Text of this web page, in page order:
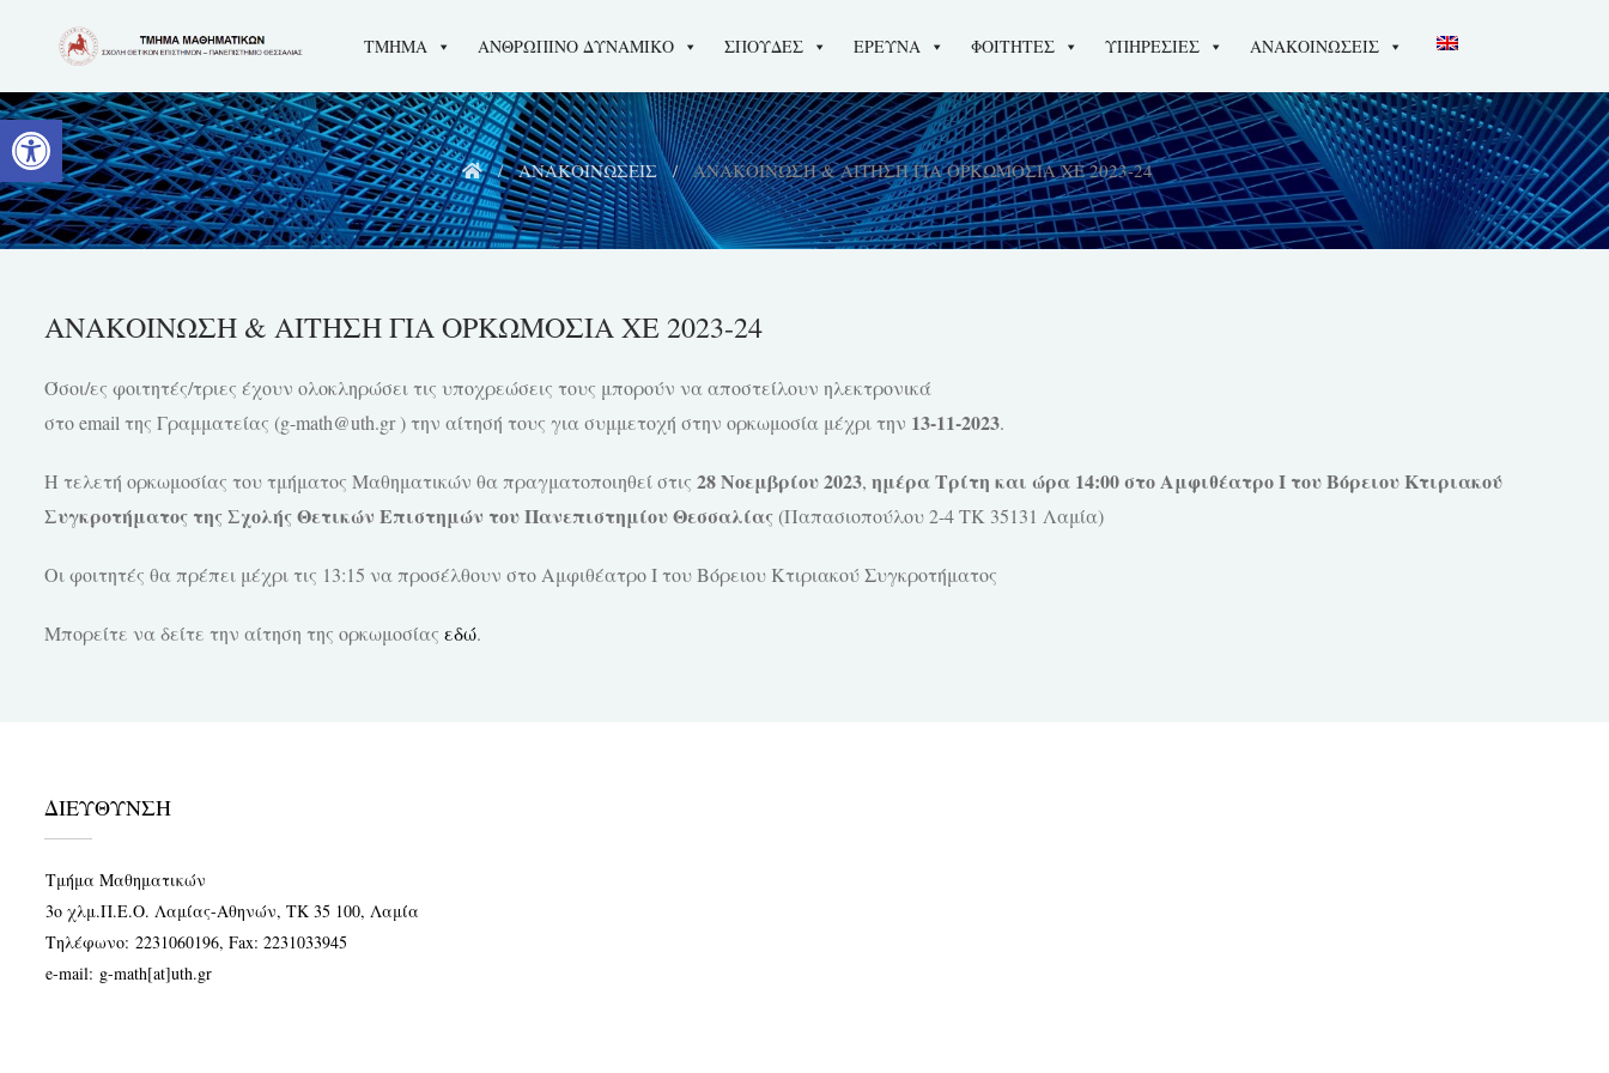
Ανοίξτε τη γραμμή εργαλείων
ΤΜΗΜΑ ΑΝΘΡΩΠΙΝΟ ΔΥΝΑΜΙΚΟ ΣΠΟΥΔΕΣ ΕΡΕΥΝΑ ΦΟΙΤΗΤΕΣ ΥΠΗΡΕΣΙΕΣ ΑΝΑΚΟΙΝΩΣΕΙΣ
ΑΝΑΚΟΙΝΩΣΕΙΣ ΑΝΑΚΟΙΝΩΣH & ΑΙΤΗΣΗ ΓΙΑ ΟΡΚΩΜΟΣΙΑ ΧΕ 2023-24
ΑΝΑΚΟΙΝΩΣH & ΑΙΤΗΣΗ ΓΙΑ ΟΡΚΩΜΟΣΙΑ ΧΕ 2023-24
Όσοι/ες φοιτητές/τριες έχουν ολοκληρώσει τις υποχρεώσεις τους μπορούν να αποστείλουν ηλεκτρονικά
στο email της Γραμματείας (g-math@uth.gr ) την αίτησή τους για συμμετοχή στην ορκωμοσία μέχρι την 13-11-2023.
Η τελετή ορκωμοσίας του τμήματος Μαθηματικών θα πραγματοποιηθεί στις 28 Νοεμβρίου 2023, ημέρα Τρίτη και ώρα 14:00 στο Αμφιθέατρο Ι του Bόρειου Κτιριακού
Συγκροτήματος της Σχολής Θετικών Επιστημών του Πανεπιστημίου Θεσσαλίας (Παπασιοπούλου 2-4 ΤΚ 35131 Λαμία)
Οι φοιτητές θα πρέπει μέχρι τις 13:15 να προσέλθουν στο Αμφιθέατρο Ι του Bόρειου Κτιριακού Συγκροτήματος
Μπορείτε να δείτε την αίτηση της ορκωμοσίας εδώ.
ΔΙΕΥΘΥΝΣΗ
Τμήμα Μαθηματικών
3ο χλμ.Π.Ε.Ο. Λαμίας-Αθηνών, ΤΚ 35 100, Λαμία
Τηλέφωνο: 2231060196, Fax: 2231033945
e-mail: g-math[at]uth.gr